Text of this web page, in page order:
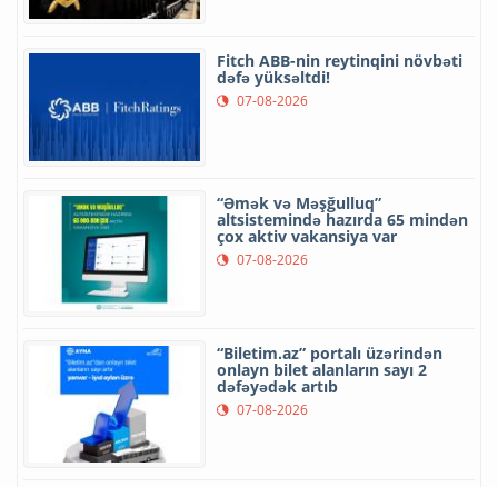
Fitch ABB-nin reytinqini növbəti
dəfə yüksəltdi!
07-08-2026
“Əmək və Məşğulluq”
altsistemində hazırda 65 mindən
çox aktiv vakansiya var
07-08-2026
“Biletim.az” portalı üzərindən
onlayn bilet alanların sayı 2
dəfəyədək artıb
07-08-2026